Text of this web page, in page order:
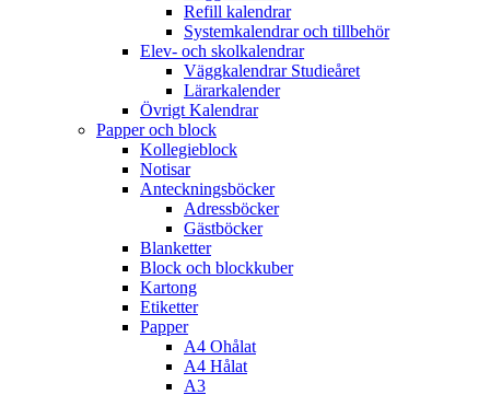
Refill kalendrar
Systemkalendrar och tillbehör
Elev- och skolkalendrar
Väggkalendrar Studieåret
Lärarkalender
Övrigt Kalendrar
Papper och block
Kollegieblock
Notisar
Anteckningsböcker
Adressböcker
Gästböcker
Blanketter
Block och blockkuber
Kartong
Etiketter
Papper
A4 Ohålat
A4 Hålat
A3